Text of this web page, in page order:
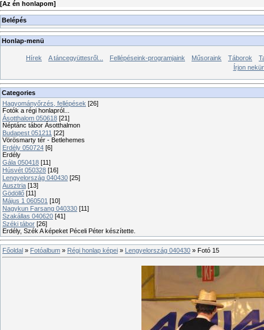
[Az én honlapom]
Belépés
Honlap-menü
Hírek A táncegyüttesről... Fellépéseink-programjaink Műsoraink Táborok
Írjon
Categories
Hagyományőrzés, fellépések [26]
Fotók a régi honlapról...
Ásotthalom 050618 [21]
Néptánc tábor Ásotthalmon
Budapest 051211 [22]
Vörösmarty tér - Betlehemes
Erdély 050724 [6]
Erdély
Gála 050418 [11]
Húsvét 050328 [16]
Lengyelország 040430 [25]
Ausztria [13]
Gödöllő [11]
Május 1 060501 [10]
Nagykun Farsang 040330 [11]
Szakállas 040620 [41]
Széki tábor [26]
Erdély, Szék A képeket Péceli Péter készítette.
Főoldal » Fotóalbum » Régi honlap képei » Lengyelország 040430 » Fotó 15